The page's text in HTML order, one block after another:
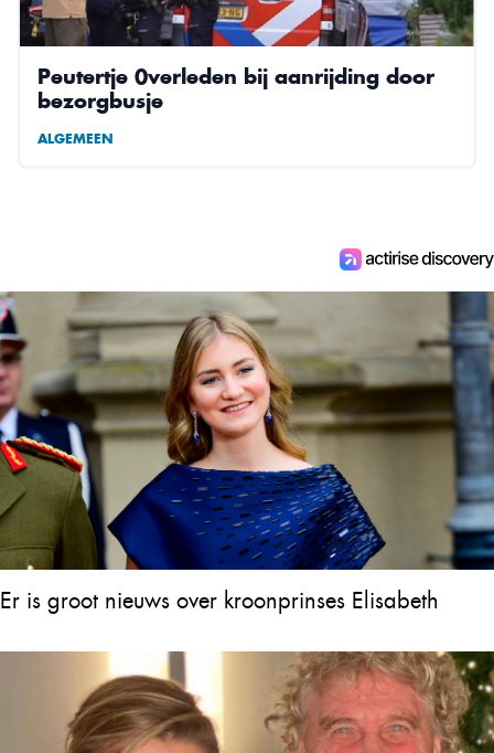
Peutertje 0verleden bij aanrijding door
bezorgbusje
ALGEMEEN
Er is groot nieuws over kroonprinses Elisabeth